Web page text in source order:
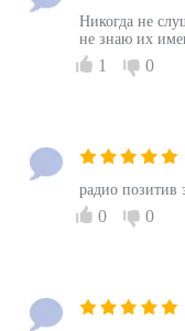
Никогда не
не знаю их
1 0
радио позитив
0 0